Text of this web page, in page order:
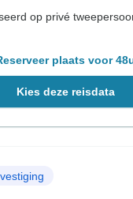
op privé
plaats voor
Kies deze reisdata